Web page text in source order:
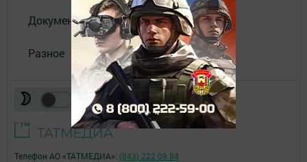
Документы
Разное
Телефон АО «ТАТМЕДИА»: (843) 222 09 84